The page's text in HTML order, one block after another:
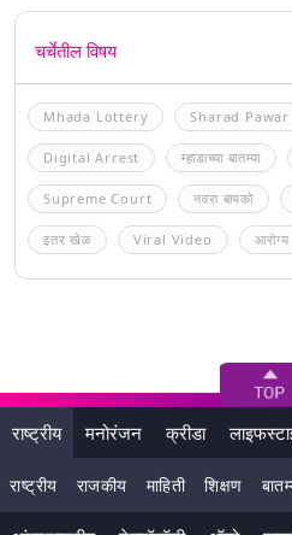
चर्चेतील विषय
Mhada Lottery Sharad Pawar
Digital Arrest म्हाडाच्या बातम्या
Supreme Court नवरा बायको
इतर खेळ Viral Video आरोग्य
राष्ट्रीय मनोरंजन क्रीडा
राष्ट्रीय राजकीय माहिती शिक्षण